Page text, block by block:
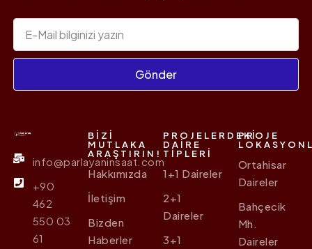
Gönder
info@parlayaninsaat.com
+90
462
550 03
61
BIZI
MUTLAKA
ARAŞTIRIN!
Hakkımızda
İletişim
Bizden
Haberler
PROJELERDEKI
DAIRE
TIPLERI
1+1 Daireler
2+1
Daireler
3+1
PROJE
Ortahisar
Daireler
Bahçecik
Mh.
Daireler